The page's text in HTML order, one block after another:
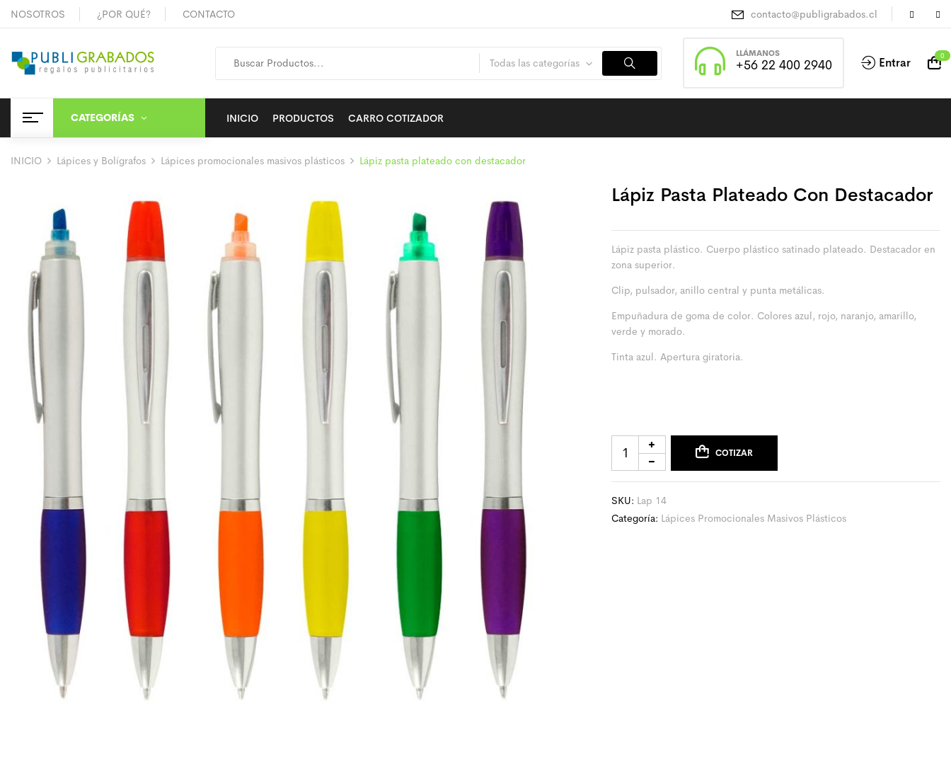
NOSOTROS ¿POR QUÉ? CONTACTO contacto@publigrabados.cl
Todas las categorías
LLÁMANOS
+56 22 400 2940 Entrar 0
CATEGORÍAS INICIO PRODUCTOS CARRO COTIZADOR
INICIO Lápices y Bolígrafos Lápices promocionales masivos plásticos Lápiz pasta plateado con destacador
Lápiz Pasta Plateado Con Destacador
Lápiz pasta plástico. Cuerpo plástico satinado plateado. Destacador en
zona superior.
Clip, pulsador, anillo central y punta metálicas.
Empuñadura de goma de color. Colores azul, rojo, naranjo, amarillo,
verde y morado.
Tinta azul. Apertura giratoria.
COTIZAR
SKU: Lap 14
Categoría: Lápices Promocionales Masivos Plásticos